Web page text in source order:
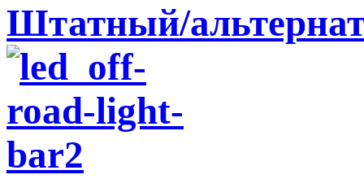
Штатный/